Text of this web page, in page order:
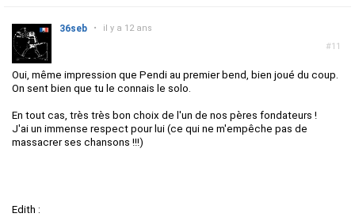
#11
36seb • il y a 12 ans
Oui, même impression que Pendi au premier bend, bien joué du coup.
On sent bien que tu le connais le solo.
En tout cas, très très bon choix de l'un de nos pères fondateurs !
J'ai un immense respect pour lui (ce qui ne m'empêche pas de
massacrer ses chansons !!!)
Edith :